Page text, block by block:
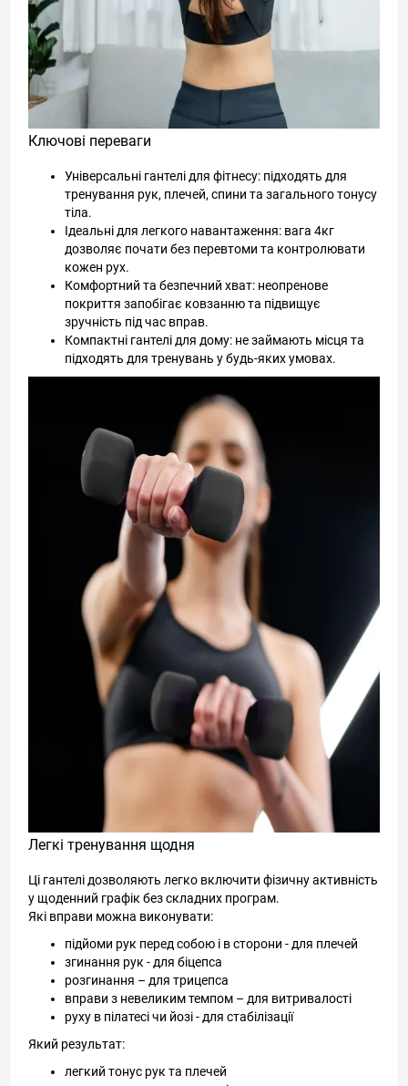
Ключові переваги
Універсальні гантелі для фітнесу: підходять для
тренування рук, плечей, спини та загального тонусу
тіла.
Ідеальні для легкого навантаження: вага 4кг
дозволяє почати без перевтоми та контролювати
кожен рух.
Комфортний та безпечний хват: неопренове
покриття запобігає ковзанню та підвищує
зручність під час вправ.
Компактні гантелі для дому: не займають місця та
підходять для тренувань у будь-яких умовах.
Легкі тренування щодня
Ці гантелі дозволяють легко включити фізичну активність
у щоденний графік без складних програм.
Які вправи можна виконувати:
підйоми рук перед собою і в сторони - для плечей
згинання рук - для біцепса
розгинання – для трицепса
вправи з невеликим темпом – для витривалості
руху в пілатесі чи йозі - для стабілізації
Який результат:
легкий тонус рук та плечей